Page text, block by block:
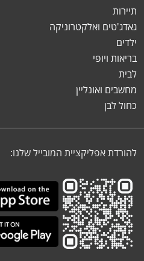
תיירות
גאדג'טים ואלקטרוניקה
ילדים
בריאות ויופי
לבית
מחשבים ואונליין
כחול לבן
להורדת אפליקציית המובייל שלנו: